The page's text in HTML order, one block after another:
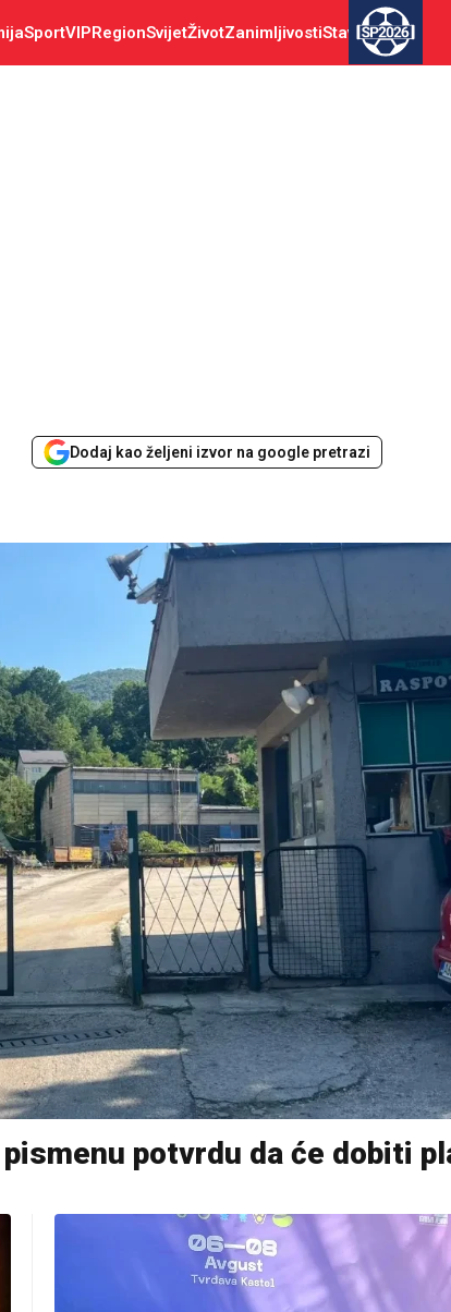
SportVIPRegionSvijetŽivotZanimljivostiStav SP2026
Dodaj kao željeni izvor na google pretrazi
potvrdu da će dobiti